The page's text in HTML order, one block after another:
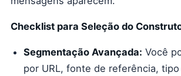
Checklist para Seleção do
Segmentação Avançada: Você
por URL, fonte de referência,